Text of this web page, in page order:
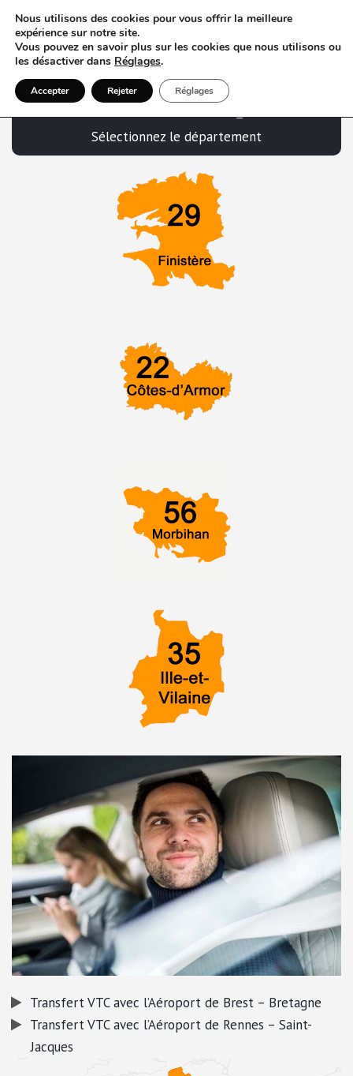
VTC en Bretagne
Sélectionnez le département
Transfert VTC avec l’Aéroport de Brest – Bretagne
Transfert VTC avec l’Aéroport de Rennes – Saint-
Jacques
Nous utilisons des cookies pour vous offrir la meilleure
expérience sur notre site.
Vous pouvez en savoir plus sur les cookies que nous utilisons ou
les désactiver dans Réglages.
Accepter Rejeter Réglages